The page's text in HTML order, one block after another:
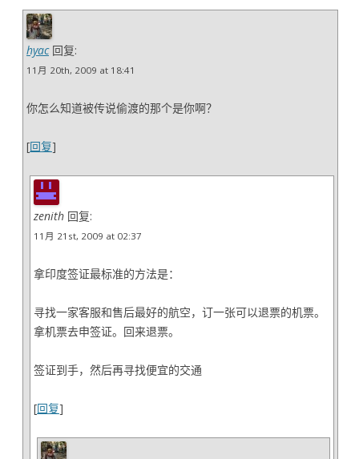
hyac回复:
11月 20th, 2009 at 18:41
你怎么知道被传说偷渡的那个是你啊？
[回复]
zenith 回复:
11月 21st, 2009 at 02:37
拿印度签证最标准的方法是：
寻找一家客服和售后最好的航空，订一张可以退票的机票。
拿机票去申签证。回来退票。
签证到手，然后再寻找便宜的交通
[回复]